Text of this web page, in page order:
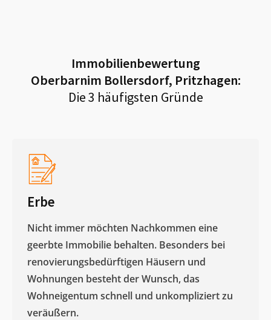
Immobilienbewertung
Oberbarnim Bollersdorf, Pritzhagen:
Die 3 häufigsten Gründe
Erbe
Nicht immer möchten Nachkommen eine
geerbte Immobilie behalten. Besonders bei
renovierungsbedürftigen Häusern und
Wohnungen besteht der Wunsch, das
Wohneigentum schnell und unkompliziert zu
veräußern. ​